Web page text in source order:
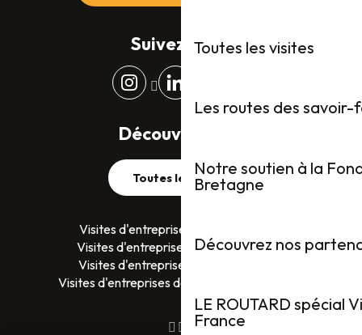
Toutes les visites
Les routes des
Notre soutien à la
Bretagne
Découvrez nos
LE ROUTARD spécial
France
Suivez-nous
Découvrez plus
Toutes les visites
Visites d'entreprises dans le Finistère
Visites d'entreprises dans le Morbihan
Visites d'entreprises en Ille-et-Vilaine
Visites d'entreprises dans les Côtes D’Armor